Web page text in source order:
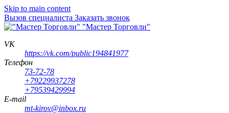
Skip to main content
Вызов специалиста Заказать звонок
"Мастер Торговли"
VK
https://vk.com/public194841977
Телефон
73-72-78
+79229937278
+79539429994
E-mail
mt-kirov@inbox.ru